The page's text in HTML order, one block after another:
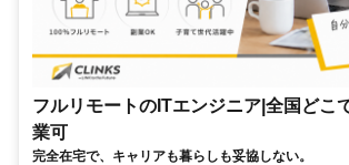
フルリモートのITエンジニア|全国どこ
業可
完全在宅で、キャリアも暮らしも妥協しない。